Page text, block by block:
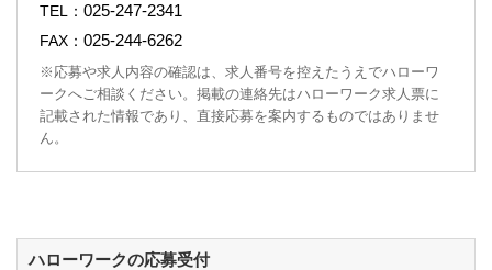
TEL： 025-247-2341
FAX： 025-244-6262
※応募や求人内容の確認は、求人番号を控えたうえでハローワ
ークへご相談ください。掲載の連絡先はハローワーク求人票に
記載された情報であり、直接応募を案内するものではありませ
ん。
ハローワークの応募受付